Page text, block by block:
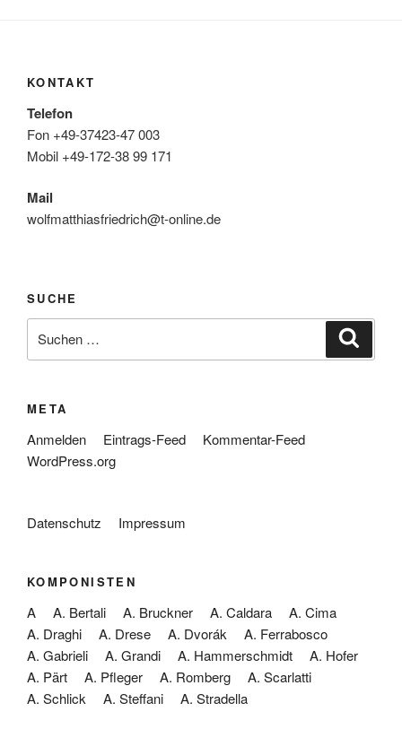
KONTAKT
Telefon
Fon +49-37423-47 003
Mobil +49-172-38 99 171
Mail
wolfmatthiasfriedrich@t-online.de
SUCHE
nach:
META
Anmelden Eintrags-Feed
Kommentar-Feed
WordPress.org
Datenschutz Impressum
KOMPONISTEN
A A. Bertali A. Bruckner A. Caldara
A. Cima
A. Draghi
A. Drese A. Dvorák
A. Ferrabosco
A. Gabrieli
A. Grandi A. Hammerschmidt
A. Hofer
A. Pärt
A. Pfleger A. Romberg
A. Scarlatti
A. Schlick
A. Steffani A. Stradella